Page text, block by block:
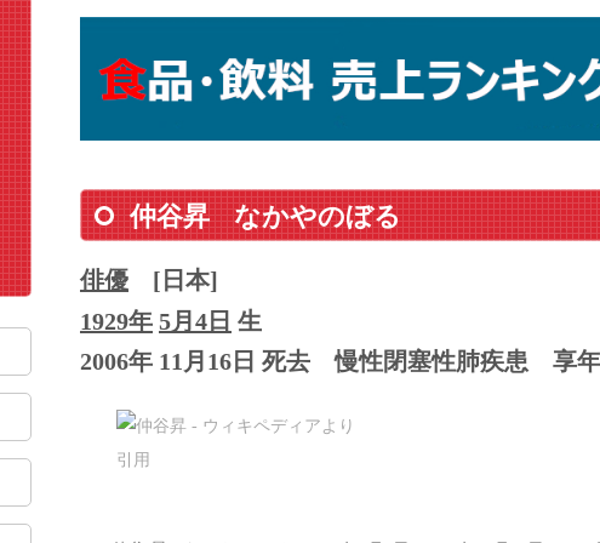
仲谷昇 なかやのぼる
俳優
[日本]
1929年 5月4日 生
2006年 11月16日 死去
慢性閉塞性肺疾患 享